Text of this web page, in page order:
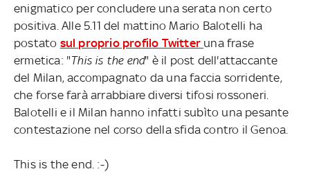
enigmatico per concludere una serata non certo
positiva. Alle 5.11 del mattino Mario Balotelli ha
postato sul proprio profilo Twitter una frase
ermetica: "This is the end" è il post dell'attaccante
del Milan, accompagnato da una faccia sorridente,
che forse farà arrabbiare diversi tifosi rossoneri.
Balotelli e il Milan hanno infatti subìto una pesante
contestazione nel corso della sfida contro il Genoa.
This is the end. :-)